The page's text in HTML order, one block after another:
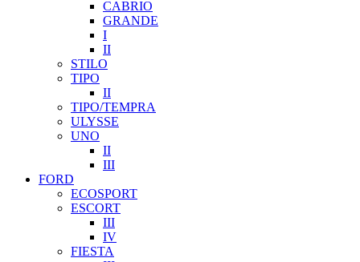
CABRIO
GRANDE
I
II
STILO
TIPO
II
TIPO/TEMPRA
ULYSSE
UNO
II
III
FORD
ECOSPORT
ESCORT
III
IV
FIESTA